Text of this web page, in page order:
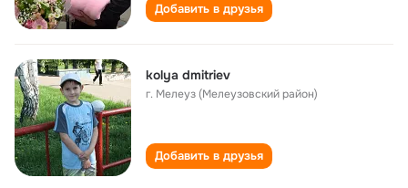
Добавить в друзья
kolya dmitriev
г. Мелеуз (Мелеузовский район)
Добавить в друзья